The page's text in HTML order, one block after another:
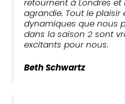
agrandie. Tout le plaisir
dynamiques que nous
dans la saison 2 sont
excitants pour nous.
Beth Schwartz